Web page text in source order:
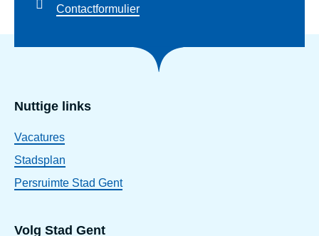
Contactformulier
Nuttige links
Vacatures
Stadsplan
Persruimte Stad Gent
Volg Stad Gent